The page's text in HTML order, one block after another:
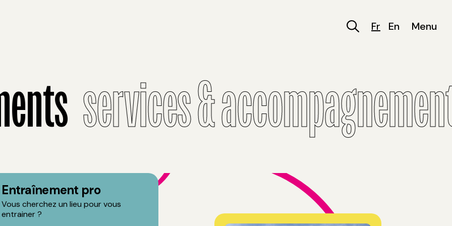
Fr En Menu
services &
Entraînement pro
Vous cherchez un lieu pour vous
entrainer ?